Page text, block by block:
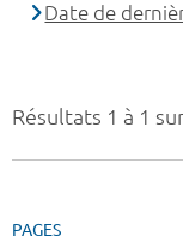
Résultats 1 à 1
PAGES
Date de